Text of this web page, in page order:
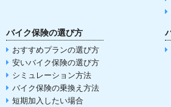
バイク保険の選び方
おすすめプランの選び方
安いバイク保険の選び方
シミュレーション方法
バイク保険の乗換え方法
短期加入したい場合